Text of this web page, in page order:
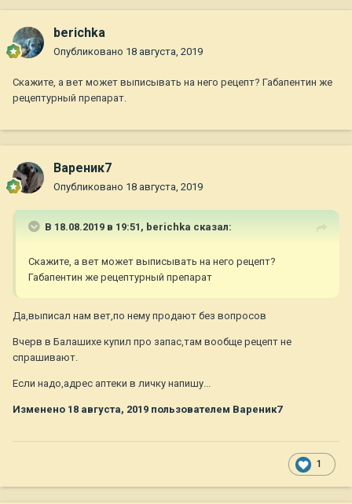
berichka
Опубликовано 18 августа, 2019
Скажите, а вет может выписывать на него рецепт? Габапентин же
рецептурный препарат.
Вареник7
Опубликовано 18 августа, 2019
В 18.08.2019 в 19:51, berichka сказал:
Скажите, а вет может выписывать на него рецепт?
Габапентин же рецептурный препарат
Да,выписал нам вет,по нему продают без вопросов
Вчерв в Балашихе купил про запас,там вообще рецепт не
спрашивают.
Если надо,адрес аптеки в личку напишу...
Изменено 18 августа, 2019 пользователем Вареник7
1